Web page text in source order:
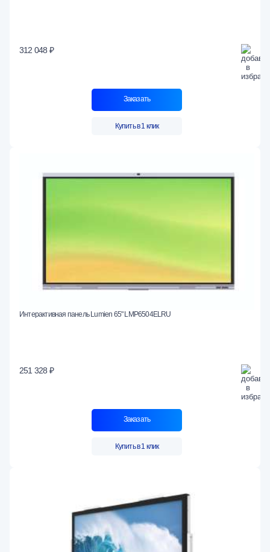
312 048 ₽
Заказать
Купить в 1 клик
Интерактивная панель Lumien 65" LMP6504ELRU
251 328 ₽
Заказать
Купить в 1 клик